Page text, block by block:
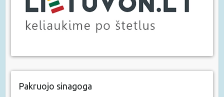
Pakruojo sinagoga